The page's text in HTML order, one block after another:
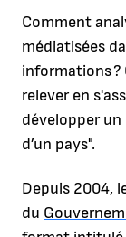
Comment
médiatisées
informations ?
relever en
développer
d’un pays".
Depuis 2004,
du